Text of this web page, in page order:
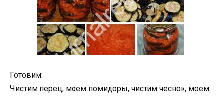
Готовим:
Чистим перец, моем помидоры, чистим чеснок, моем